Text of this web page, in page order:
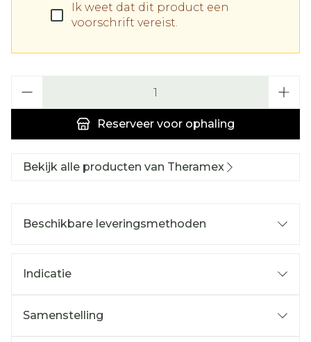
Ik weet dat dit product een
voorschrift vereist.
Reserveer voor ophaling
Bekijk alle producten van Theramex
Beschikbare leveringsmethoden
Indicatie
Samenstelling